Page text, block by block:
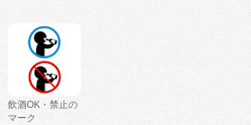
飲酒OK・禁止の
マーク